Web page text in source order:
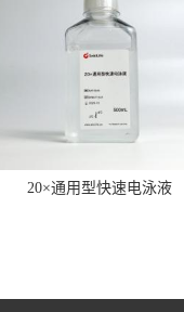
20×通用型快速电泳液